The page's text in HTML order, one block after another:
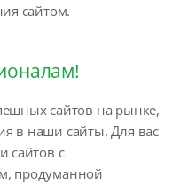
сайтом.
сайтов на рынке,
в наши сайты. Для вас
сайтов с
продуманной